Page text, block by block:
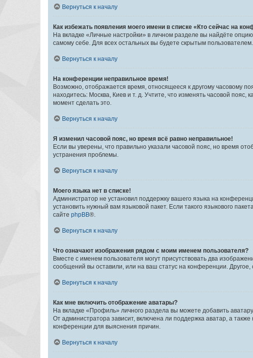
Вернуться к началу
Как избежать появления моего имени в списке «Кто сейчас на
На вкладке «Личные настройки» в личном разделе вы найдёте опцию
самому себе. Для всех остальных вы будете скрытым пользователем.
Вернуться к началу
На конференции неправильное время!
Возможно, отображается время, относящееся к другому часовому
находитесь: Москва, Киев и т. д. Учтите, что изменять часовой
момент сделать это.
Вернуться к началу
Я изменил часовой пояс, но время всё равно неправильное!
Если вы уверены, что правильно указали часовой пояс, но время
устранения проблемы.
Вернуться к началу
Моего языка нет в списке!
Администратор не установил поддержку вашего языка на
установить нужный вам языковой пакет. Если такого языкового
сайте phpBB®.
Вернуться к началу
Что означают изображения рядом с моим именем пользователя?
Вместе с именем пользователя могут присутствовать два
сообщений вы оставили, или на ваш статус на конференции.
Вернуться к началу
Как мне включить отображение аватары?
На вкладке «Профиль» личного раздела вы можете добавить
От администратора зависит, включена ли поддержка аватар, а
конференции для выяснения причин.
Вернуться к началу